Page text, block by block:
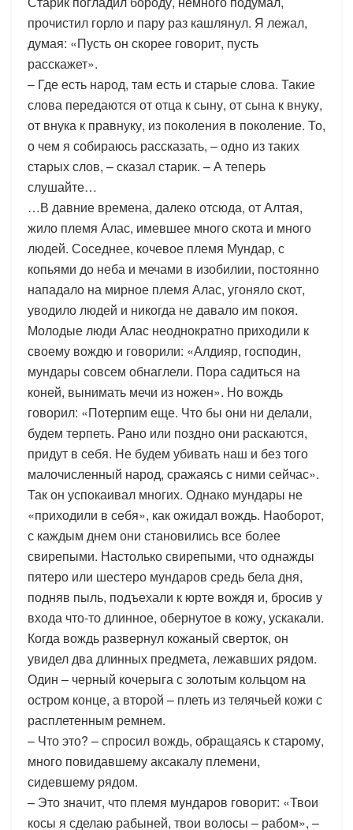
прочистил горло и пару раз кашлянул. Я лежал,
думая: «Пусть он скорее говорит, пусть
расскажет».
– Где есть народ, там есть и старые слова. Такие
слова передаются от отца к сыну, от сына к внуку,
от внука к правнуку, из поколения в поколение. То,
о чем я собираюсь рассказать, – одно из таких
старых слов, – сказал старик. – А теперь
слушайте…
…В давние времена, далеко отсюда, от Алтая,
жило племя Алас, имевшее много скота и много
людей. Соседнее, кочевое племя Мундар, с
копьями до неба и мечами в изобилии, постоянно
нападало на мирное племя Алас, угоняло скот,
уводило людей и никогда не давало им покоя.
Молодые люди Алас неоднократно приходили к
своему вождю и говорили: «Алдияр, господин,
мундары совсем обнаглели. Пора садиться на
коней, вынимать мечи из ножен». Но вождь
говорил: «Потерпим еще. Что бы они ни делали,
будем терпеть. Рано или поздно они раскаются,
придут в себя. Не будем убивать наш и без того
малочисленный народ, сражаясь с ними сейчас».
Так он успокаивал многих. Однако мундары не
«приходили в себя», как ожидал вождь. Наоборот,
с каждым днем они становились все более
свирепыми. Настолько свирепыми, что однажды
пятеро или шестеро мундаров средь бела дня,
подняв пыль, подъехали к юрте вождя и, бросив у
входа что-то длинное, обернутое в кожу, ускакали.
Когда вождь развернул кожаный сверток, он
увидел два длинных предмета, лежавших рядом.
Один – черный кочерыга с золотым кольцом на
остром конце, а второй – плеть из телячьей кожи с
расплетенным ремнем.
– Что это? – спросил вождь, обращаясь к старому,
много повидавшему аксакалу племени,
сидевшему рядом.
– Это значит, что племя мундаров говорит: «Твои
косы я сделаю рабыней, твои волосы – рабом», –